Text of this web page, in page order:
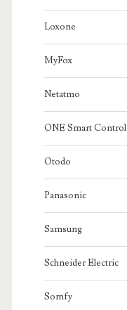
Loxone
MyFox
Netatmo
ONE Smart Control
Otodo
Panasonic
Samsung
Schneider Electric
Somfy